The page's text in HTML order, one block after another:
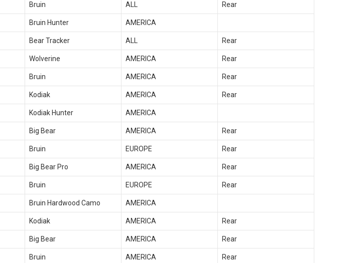
Bruin ALL Rear
Bruin Hunter AMERICA
Bear Tracker ALL Rear
Wolverine AMERICA Rear
Bruin AMERICA Rear
Kodiak AMERICA Rear
Kodiak Hunter AMERICA
Big Bear AMERICA Rear
Bruin EUROPE Rear
Big Bear Pro AMERICA Rear
Bruin EUROPE Rear
Bruin Hardwood Camo AMERICA
Kodiak AMERICA Rear
Big Bear AMERICA Rear
Bruin AMERICA Rear